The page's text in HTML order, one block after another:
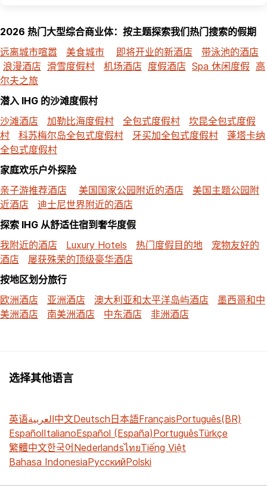
2026 热门大型综合商业体：按主题探索我们热门搜索的假期
远离城市喧嚣
美食城市 即将开业的新酒店
带泳池的酒店
浪漫酒店 滑雪度假村 机场酒店 度假酒店 Spa 休闲度假 高
尔夫之旅
潜入 IHG 的沙滩度假村
沙滩酒店
加勒比海度假村 全包式度假村
坎昆全包式度假
村
科苏梅尔岛全包式度假村 牙买加全包式度假村
蓬塔卡纳
全包式度假村
家庭欢乐户外探险
亲子游推荐酒店
美国国家公园附近的酒店
美国主题公园附
近酒店
迪士尼世界附近的酒店
探索 IHG 从舒适住宿到奢华度假
我附近的酒店
Luxury Hotels 热门度假目的地
宠物友好的
酒店
屡获殊荣的顶级豪华酒店
按地区划分旅行
欧洲酒店
亚洲酒店 澳大利亚和太平洋岛屿酒店
墨西哥和中
美洲酒店
南美洲酒店 中东酒店 非洲酒店
选择其他语言
英语العربية中文Deutsch日本語FrançaisPortuguês(BR)
EspañolItalianoEspañol (España)PortuguêsTürkçe
繁體中文한국어NederlandsไทยTiếng Việt
Bahasa IndonesiaРусскийPolski